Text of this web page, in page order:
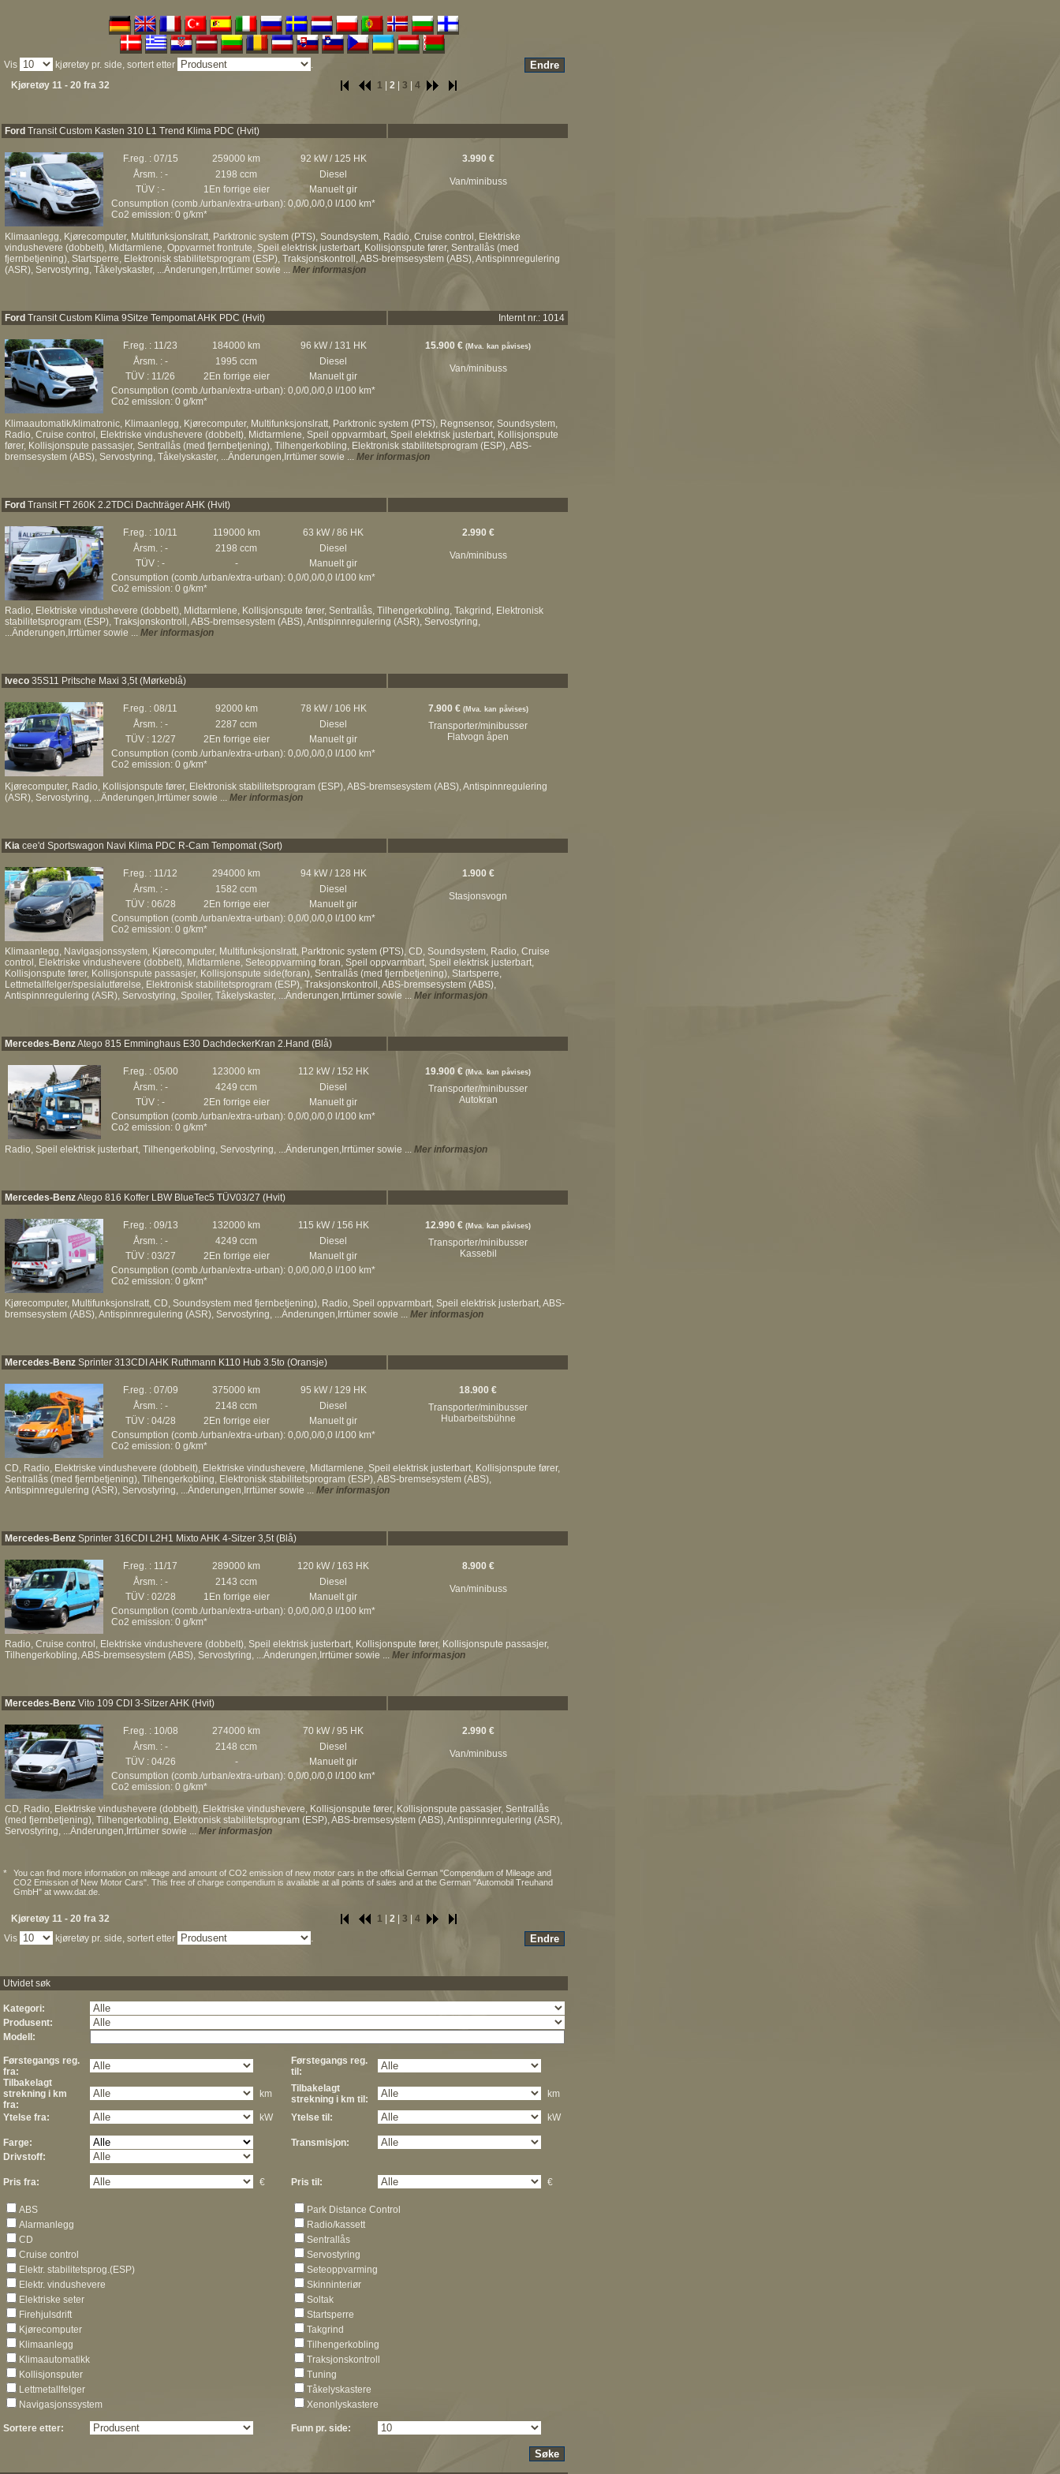
Vis kjøretøy pr. side, sortert etter
.
Kjøretøy 11 - 20 fra 32
1 2| 3 4
Ford Transit Custom Kasten 310 L1 Trend Klima PDC (Hvit)
F.reg. : 07/15 259000 km 92 kW / 125 HK
3.990 €
Årsm. : -
2198 ccm Diesel
Van/minibuss
TÜV : - 1En forrige eier
Manuelt gir
Consumption (comb./urban/extra-urban): 0,0/0,0/0,0 l/100 km*
Co2 emission: 0 g/km*
Klimaanlegg, Kjørecomputer, Multifunksjonslratt, Parktronic system (PTS), Soundsystem, Radio, Cruise control, Elektriske
vindushevere (dobbelt), Midtarmlene, Oppvarmet frontrute, Speil elektrisk justerbart, Kollisjonspute fører, Sentrallås (med
fjernbetjening), Startsperre, Elektronisk stabilitetsprogram (ESP), Traksjonskontroll, ABS-bremsesystem (ABS), Antispinnregulering
(ASR), Servostyring, Tåkelyskaster, ...Änderungen,Irrtümer sowie ... Mer informasjon
Ford Transit Custom Klima 9Sitze Tempomat AHK PDC (Hvit) Internt nr.: 1014
F.reg. : 11/23 184000 km 96 kW / 131 HK 15.900 € (Mva. kan påvises)
Årsm. : - 1995 ccm Diesel
Van/minibuss
TÜV : 11/26 2En forrige eier
Manuelt gir
Consumption (comb./urban/extra-urban): 0,0/0,0/0,0 l/100 km*
Co2 emission: 0 g/km*
Klimaautomatik/klimatronic, Klimaanlegg, Kjørecomputer, Multifunksjonslratt, Parktronic system (PTS), Regnsensor, Soundsystem,
Radio, Cruise control, Elektriske vindushevere (dobbelt), Midtarmlene, Speil oppvarmbart, Speil elektrisk justerbart, Kollisjonspute
fører, Kollisjonspute passasjer, Sentrallås (med fjernbetjening), Tilhengerkobling, Elektronisk stabilitetsprogram (ESP), ABS-
bremsesystem (ABS), Servostyring, Tåkelyskaster, ...Änderungen,Irrtümer sowie ... Mer informasjon
Ford Transit FT 260K 2.2TDCi Dachträger AHK (Hvit)
F.reg. : 10/11 119000 km 63 kW / 86 HK
2.990 €
Årsm. : -
2198 ccm Diesel
Van/minibuss
TÜV : - -
Manuelt gir
Consumption (comb./urban/extra-urban): 0,0/0,0/0,0 l/100 km*
Co2 emission: 0 g/km*
Radio, Elektriske vindushevere (dobbelt), Midtarmlene, Kollisjonspute fører, Sentrallås, Tilhengerkobling, Takgrind, Elektronisk
stabilitetsprogram (ESP), Traksjonskontroll, ABS-bremsesystem (ABS), Antispinnregulering (ASR), Servostyring,
...Änderungen,Irrtümer sowie ... Mer informasjon
Iveco 35S11 Pritsche Maxi 3,5t (Mørkeblå)
F.reg. : 08/11 92000 km 78 kW / 106 HK 7.900 € (Mva. kan påvises)
Årsm. : - 2287 ccm Diesel
Transporter/minibusser
Flatvogn åpen
TÜV : 12/27 2En forrige eier
Manuelt gir
Consumption (comb./urban/extra-urban): 0,0/0,0/0,0 l/100 km*
Co2 emission: 0 g/km*
Kjørecomputer, Radio, Kollisjonspute fører, Elektronisk stabilitetsprogram (ESP), ABS-bremsesystem (ABS), Antispinnregulering
(ASR), Servostyring, ...Änderungen,Irrtümer sowie ... Mer informasjon
Kia cee'd Sportswagon Navi Klima PDC R-Cam Tempomat (Sort)
F.reg. : 11/12 294000 km 94 kW / 128 HK
1.900 €
Årsm. : -
1582 ccm Diesel
Stasjonsvogn
TÜV : 06/28 2En forrige eier
Manuelt gir
Consumption (comb./urban/extra-urban): 0,0/0,0/0,0 l/100 km*
Co2 emission: 0 g/km*
Klimaanlegg, Navigasjonssystem, Kjørecomputer, Multifunksjonslratt, Parktronic system (PTS), CD, Soundsystem, Radio, Cruise
control, Elektriske vindushevere (dobbelt), Midtarmlene, Seteoppvarming foran, Speil oppvarmbart, Speil elektrisk justerbart,
Kollisjonspute fører, Kollisjonspute passasjer, Kollisjonspute side(foran), Sentrallås (med fjernbetjening), Startsperre,
Lettmetallfelger/spesialutførelse, Elektronisk stabilitetsprogram (ESP), Traksjonskontroll, ABS-bremsesystem (ABS),
Antispinnregulering (ASR), Servostyring, Spoiler, Tåkelyskaster, ...Änderungen,Irrtümer sowie ... Mer informasjon
Mercedes-BenzAtego 815 Emminghaus E30 DachdeckerKran 2.Hand (Blå)
F.reg. : 05/00 123000 km 112 kW / 152 HK 19.900 € (Mva. kan påvises)
Årsm. : - 4249 ccm Diesel
Transporter/minibusser
Autokran
TÜV : - 2En forrige eier
Manuelt gir
Consumption (comb./urban/extra-urban): 0,0/0,0/0,0 l/100 km*
Co2 emission: 0 g/km*
Radio, Speil elektrisk justerbart, Tilhengerkobling, Servostyring, ...Änderungen,Irrtümer sowie ... Mer informasjon
Mercedes-BenzAtego 816 Koffer LBW BlueTec5 TÜV03/27 (Hvit)
F.reg. : 09/13 132000 km 115 kW / 156 HK 12.990 € (Mva. kan påvises)
Årsm. : - 4249 ccm Diesel
Transporter/minibusser
Kassebil
TÜV : 03/27 2En forrige eier
Manuelt gir
Consumption (comb./urban/extra-urban): 0,0/0,0/0,0 l/100 km*
Co2 emission: 0 g/km*
Kjørecomputer, Multifunksjonslratt, CD, Soundsystem med fjernbetjening), Radio, Speil oppvarmbart, Speil elektrisk justerbart, ABS-
bremsesystem (ABS), Antispinnregulering (ASR), Servostyring, ...Änderungen,Irrtümer sowie ... Mer informasjon
Mercedes-Benz Sprinter 313CDI AHK Ruthmann K110 Hub 3.5to (Oransje)
F.reg. : 07/09 375000 km 95 kW / 129 HK
18.900 €
Årsm. : -
2148 ccm Diesel
Transporter/minibusser
Hubarbeitsbühne
TÜV : 04/28 2En forrige eier
Manuelt gir
Consumption (comb./urban/extra-urban): 0,0/0,0/0,0 l/100 km*
Co2 emission: 0 g/km*
CD, Radio, Elektriske vindushevere (dobbelt), Elektriske vindushevere, Midtarmlene, Speil elektrisk justerbart, Kollisjonspute fører,
Sentrallås (med fjernbetjening), Tilhengerkobling, Elektronisk stabilitetsprogram (ESP), ABS-bremsesystem (ABS),
Antispinnregulering (ASR), Servostyring, ...Änderungen,Irrtümer sowie ... Mer informasjon
Mercedes-Benz Sprinter 316CDI L2H1 Mixto AHK 4-Sitzer 3,5t (Blå)
F.reg. : 11/17 289000 km 120 kW / 163 HK
8.900 €
Årsm. : -
2143 ccm Diesel
Van/minibuss
TÜV : 02/28 1En forrige eier
Manuelt gir
Consumption (comb./urban/extra-urban): 0,0/0,0/0,0 l/100 km*
Co2 emission: 0 g/km*
Radio, Cruise control, Elektriske vindushevere (dobbelt), Speil elektrisk justerbart, Kollisjonspute fører, Kollisjonspute passasjer,
Tilhengerkobling, ABS-bremsesystem (ABS), Servostyring, ...Änderungen,Irrtümer sowie ... Mer informasjon
Mercedes-Benz Vito 109 CDI 3-Sitzer AHK (Hvit)
F.reg. : 10/08 274000 km 70 kW / 95 HK
2.990 €
Årsm. : -
2148 ccm Diesel
Van/minibuss
TÜV : 04/26 -
Manuelt gir
Consumption (comb./urban/extra-urban): 0,0/0,0/0,0 l/100 km*
Co2 emission: 0 g/km*
CD, Radio, Elektriske vindushevere (dobbelt), Elektriske vindushevere, Kollisjonspute fører, Kollisjonspute passasjer, Sentrallås
(med fjernbetjening), Tilhengerkobling, Elektronisk stabilitetsprogram (ESP), ABS-bremsesystem (ABS), Antispinnregulering (ASR),
Servostyring, ...Änderungen,Irrtümer sowie ... Mer informasjon
*
You can find more information on mileage and amount of CO2 emission of new motor cars in the official German "Compendium of Mileage and
CO2 Emission of New Motor Cars". This free of charge compendium is available at all points of sales and at the German "Automobil Treuhand
GmbH" at www.dat.de.
Kjøretøy 11 - 20 fra 32 1 2| 3
4
Vis
kjøretøy pr. side, sortert etter .
Utvidet søk
Kategori:
Produsent:
Modell:
Førstegangs reg.
fra:
Førstegangs reg.
til:
Tilbakelagt
strekning i km
fra:
km
Tilbakelagt
strekning i km til:
km
Ytelse fra: kW Ytelse til: kW
Farge:
Transmisjon:
Drivstoff:
Pris fra: € Pris til: €
ABS
Alarmanlegg
CD
Cruise control
Elektr. stabilitetsprog.(ESP)
Elektr. vindushevere
Elektriske seter
Firehjulsdrift
Kjørecomputer
Klimaanlegg
Klimaautomatikk
Kollisjonsputer
Lettmetallfelger
Navigasjonssystem
Park Distance Control
Radio/kassett
Sentrallås
Servostyring
Seteoppvarming
Skinninteriør
Soltak
Startsperre
Takgrind
Tilhengerkobling
Traksjonskontroll
Tuning
Tåkelyskastere
Xenonlyskastere
Sortere etter: Funn pr. side: